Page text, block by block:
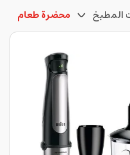
المطبخ محضرة طعام